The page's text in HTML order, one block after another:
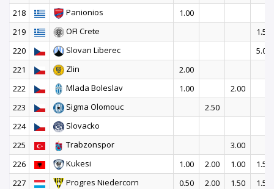
218
Panionios
1.00
219
OFI Crete
1.50
220
Slovan Liberec
5.00
221
Zlin
2.00
222
Mlada Boleslav 1.00
2.00
223
Sigma Olomouc
2.50
224
Slovacko
225
Trabzonspor
3.00
226
Kukesi 1.00 2.00 1.00
1.50
227
Progres Niedercorn 0.50 2.00 1.50
1.50